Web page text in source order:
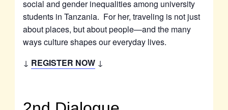
social and gender inequalities among university
students in Tanzania. For her, traveling is not just
about places, but about people—and the many
ways culture shapes our everyday lives.
↓ REGISTER NOW↓